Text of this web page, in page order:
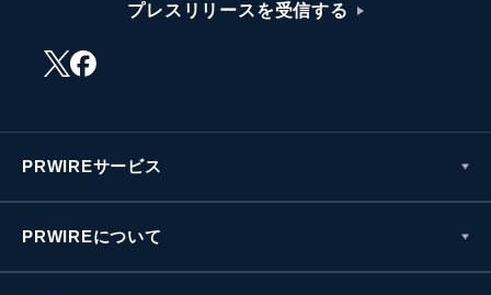
プレスリリースを受信する
PRWIREサービス
PRWIREについて